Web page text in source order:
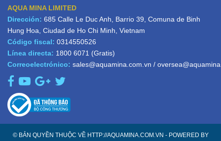
AQUA MINA LIMITED
Dirección: 685 Calle Le Duc Anh, Barrio 39, Comuna de Binh
Hung Hoa, Ciudad de Ho Chi Minh, Vietnam
Código fiscal: 0314550526
Línea directa: 1800 6071 (Gratis)
Correoelectrónico: sales@aquamina.com.vn /
© BẢN QUYỀN THUỘC VỀ HTTP://AQUAMINA.COM.VN - POWERED BY